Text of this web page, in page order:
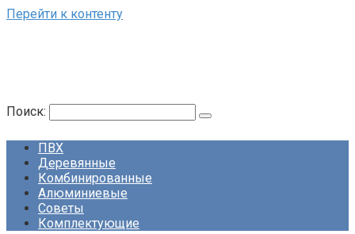
Перейти к контенту
Поиск:
ПВХ
Деревянные
Комбинированные
Алюминиевые
Советы
Комплектующие